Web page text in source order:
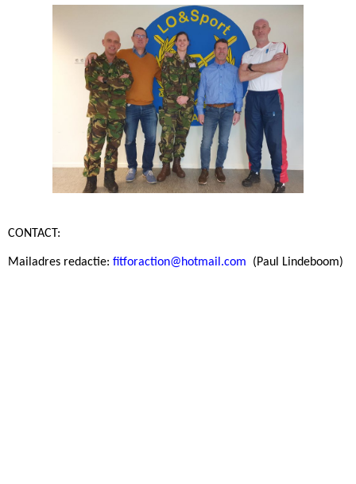
CONTACT:
Mailadres redactie: fitforaction@hotmail.com (Paul Lindeboom)